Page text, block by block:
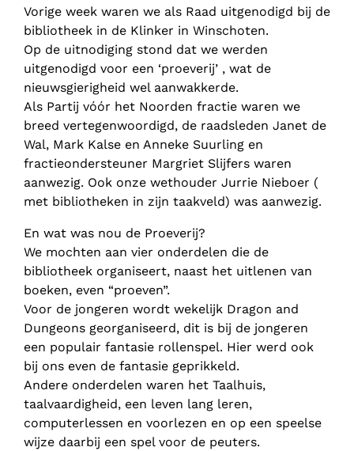
Vorige week waren we als Raad uitgenodigd bij de
bibliotheek in de Klinker in Winschoten.
Op de uitnodiging stond dat we werden
uitgenodigd voor een ‘proeverij’ , wat de
nieuwsgierigheid wel aanwakkerde.
Als Partij vóór het Noorden fractie waren we
breed vertegenwoordigd, de raadsleden Janet de
Wal, Mark Kalse en Anneke Suurling en
fractieondersteuner Margriet Slijfers waren
aanwezig. Ook onze wethouder Jurrie Nieboer (
met bibliotheken in zijn taakveld) was aanwezig.
En wat was nou de Proeverij?
We mochten aan vier onderdelen die de
bibliotheek organiseert, naast het uitlenen van
boeken, even “proeven”.
Voor de jongeren wordt wekelijk Dragon and
Dungeons georganiseerd, dit is bij de jongeren
een populair fantasie rollenspel. Hier werd ook
bij ons even de fantasie geprikkeld.
Andere onderdelen waren het Taalhuis,
taalvaardigheid, een leven lang leren,
computerlessen en voorlezen en op een speelse
wijze daarbij een spel voor de peuters.